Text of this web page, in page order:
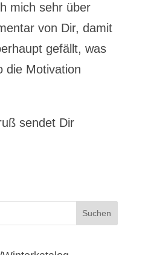
mich sehr über
von Dir, damit
gefällt, was
die Motivation
sendet Dir